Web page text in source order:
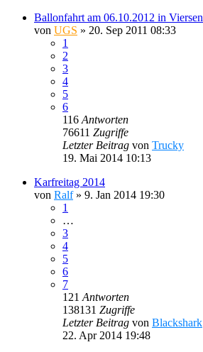
Ballonfahrt am 06.10.2012 in Viersen
von UGS » 20. Sep 2011 08:33
1
2
3
4
5
6
116 Antworten
76611 Zugriffe
Letzter Beitrag von Trucky
19. Mai 2014 10:13
Karfreitag 2014
von Ralf» 9. Jan 2014 19:30
1
…
3
4
5
6
7
121 Antworten
138131 Zugriffe
Letzter Beitrag von Blackshark
22. Apr 2014 19:48